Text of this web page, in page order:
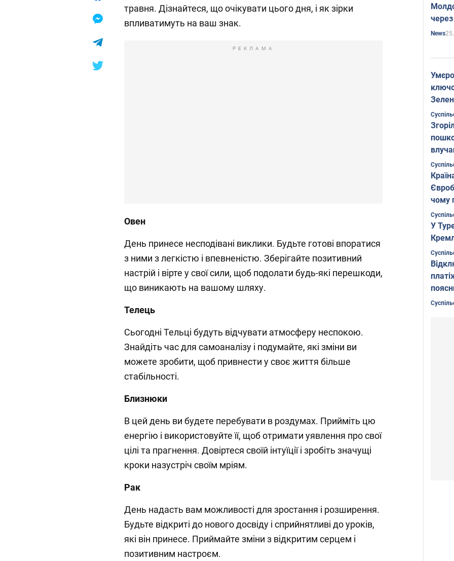
травня. Дізнайтеся, що очікувати цього дня, і як зірки
впливатимуть на ваш знак.
РЕКЛАМА
Овен
День принесе несподівані виклики. Будьте готові впоратися
з ними з легкістю і впевненістю. Зберігайте позитивний
настрій і вірте у свої сили, щоб подолати будь-які перешкоди,
що виникають на вашому шляху.
Телець
Сьогодні Тельці будуть відчувати атмосферу неспокою.
Знайдіть час для самоаналізу і подумайте, які зміни ви
можете зробити, щоб привнести у своє життя більше
стабільності.
Близнюки
В цей день ви будете перебувати в роздумах. Прийміть цю
енергію і використовуйте її, щоб отримати уявлення про свої
цілі та прагнення. Довіртеся своїй інтуїції і зробіть значущі
кроки назустріч своїм мріям.
Рак
День надасть вам можливості для зростання і розширення.
Будьте відкриті до нового досвіду і сприйнятливі до уроків,
які він принесе. Приймайте зміни з відкритим серцем і
позитивним настроєм.
News
Фото
чому
У